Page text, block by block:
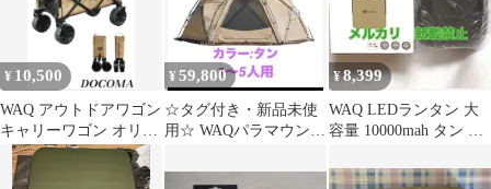
¥ 10,500
WAQ アウトドアワゴン
キャリーワゴン オリー
ブタン
¥ 59,800
☆タグ付き・新品未使
用☆ WAQパラマウント
ン キャンプ
¥8,399
WAQ LEDランタン 大
容量 10000mah タン ワ